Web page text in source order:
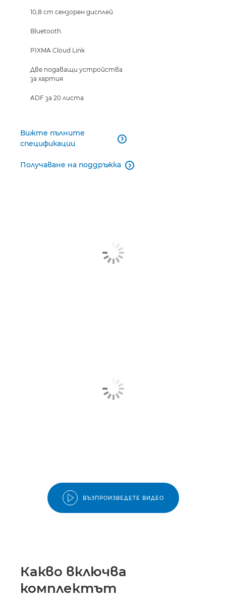
10,8 cm сензорен дисплей
Bluetooth
PIXMA Cloud Link
Две подаващи устройства
за хартия
ADF за 20 листа
Вижте пълните
спецификации

Получаване на поддръжка 
ВЪЗПРОИЗВЕДЕТЕ ВИДЕО
Какво включва
комплектът